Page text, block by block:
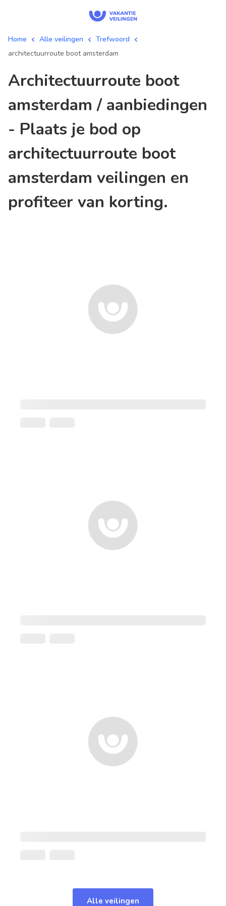
Home Alle veilingen
Trefwoord
architectuurroute boot amsterdam
architectuurroute boot
amsterdam / aanbiedingen
- Plaats je bod op
architectuurroute boot
amsterdam veilingen en
profiteer van korting.
Alle veilingen